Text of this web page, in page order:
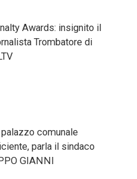
Awards: insignito il
Trombatore di
palazzo comunale
parla il sindaco
GIANNI